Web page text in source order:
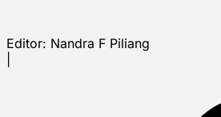
Editor: Nandra F Piliang